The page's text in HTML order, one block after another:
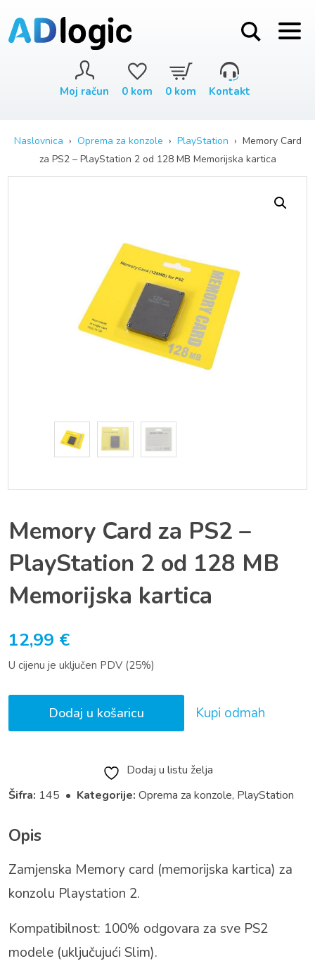
Moj račun 0 kom 0 kom Kontakt
Naslovnica › Oprema za konzole › PlayStation › Memory Card
za PS2 – PlayStation 2 od 128 MB Memorijska kartica
Memory Card za PS2 –
PlayStation 2 od 128 MB
Memorijska kartica
12,99 €
U cijenu je uključen PDV (25%)
Dodaj u košaricu Kupi odmah
Dodaj u listu želja
Šifra: 145 • Kategorije: Oprema za konzole, PlayStation
Opis
Zamjenska Memory card (memorijska kartica) za
konzolu Playstation 2.
Kompatibilnost: 100% odgovara za sve PS2
modele (uključujući Slim).